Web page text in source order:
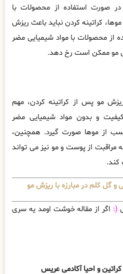
صورت استفاده از محصولات با
کراتینه کردن نباید باعث ریزش
از محصولات با مواد شیمیایی مضر
مو ممکن است رخ دهد.
ریزش مو پس از کراتینه کردن، مهم
و بدون مواد شیمیایی مضر
از موها صورت گیرد. همچنین،
مراقبت از پوست و مو نیز می تواند
کند.
و گل کلم در مبارزه با ریزش مو
(: اگر از مقاله خوشت اومد یه سری
و احیا آکادمی عریس